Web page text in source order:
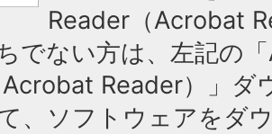
Reader（Acrobat
でない方は、左記の
Reader）」ダ
、ソフトウェアをダ